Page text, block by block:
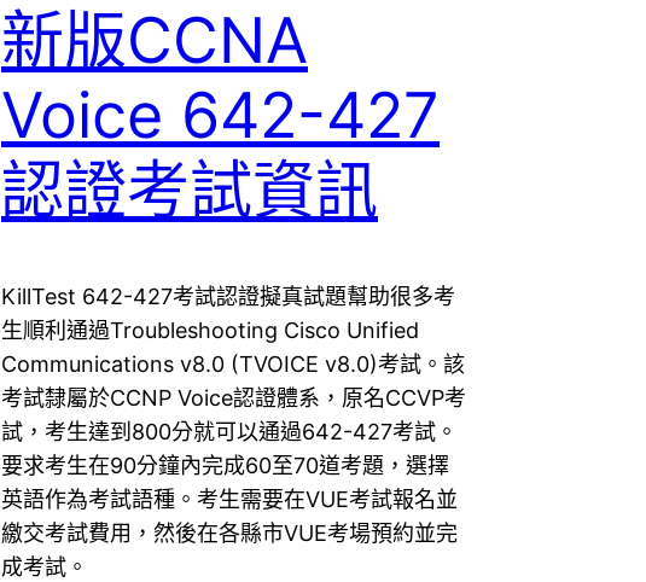
新版CCNA
Voice 642-427
認證考試資訊
KillTest 642-427考試認證擬真試題幫助很多考
生順利通過Troubleshooting Cisco Unified
Communications v8.0 (TVOICE v8.0)考試。該
考試隸屬於CCNP Voice認證體系，原名CCVP考
試，考生達到800分就可以通過642-427考試。
要求考生在90分鐘內完成60至70道考題，選擇
英語作為考試語種。考生需要在VUE考試報名並
繳交考試費用，然後在各縣市VUE考場預約並完
成考試。